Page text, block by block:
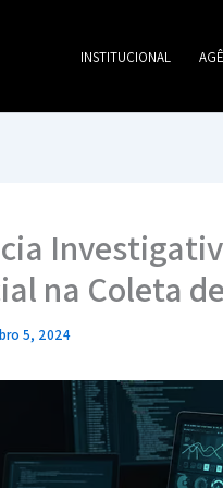
INSTITUCIONAL
na Coleta
5, 2024